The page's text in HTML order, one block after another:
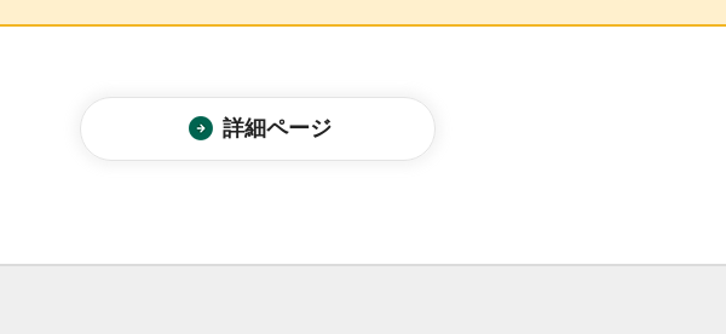
詳細ページ